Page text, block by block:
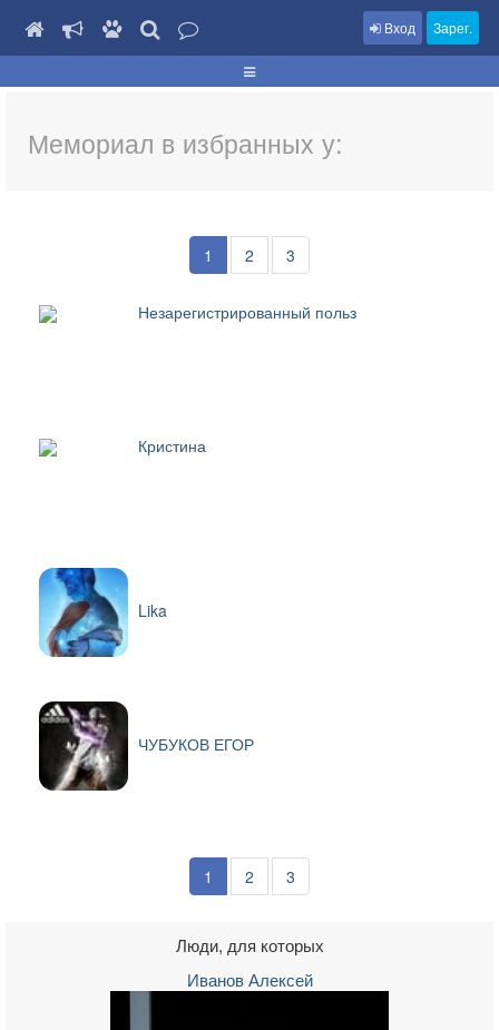
Вход Зарег.
Мемориал в избранных у:
1 2 3
Незарегистрированный польз
Кристина
Lika
ЧУБУКОВ ЕГОР
1 2 3
Люди, для которых
Иванов Алексей